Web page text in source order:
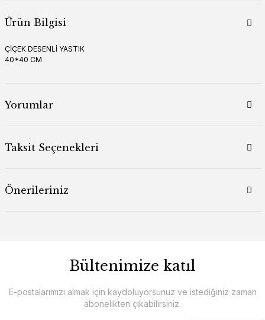
Ürün Bilgisi
ÇİÇEK DESENLİ YASTIK
40*40 CM
Yorumlar
Taksit Seçenekleri
Önerileriniz
Bültenimize katıl
E-postalarımızı almak için kaydoluyorsunuz ve istediğiniz zaman
abonelikten çıkabilirsiniz.